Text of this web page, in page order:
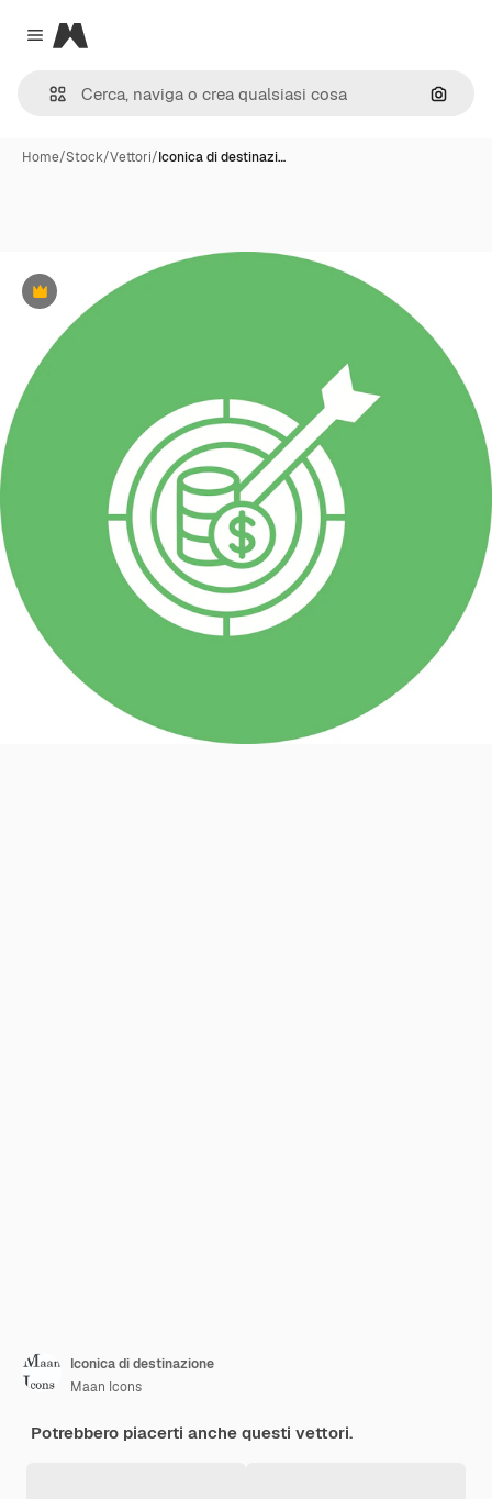
Close menu
Magnific
Cerca
Home/Stock/Vettori/Iconica di destinazi…
Premium
Iconica di destinazione
Maan Icons
Potrebbero piacerti anche questi vettori.